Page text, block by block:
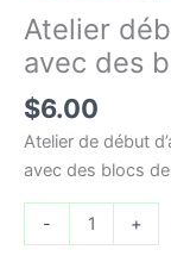
Atelier
avec des
$6.00
Atelier de début
avec des blocs
-
de
+